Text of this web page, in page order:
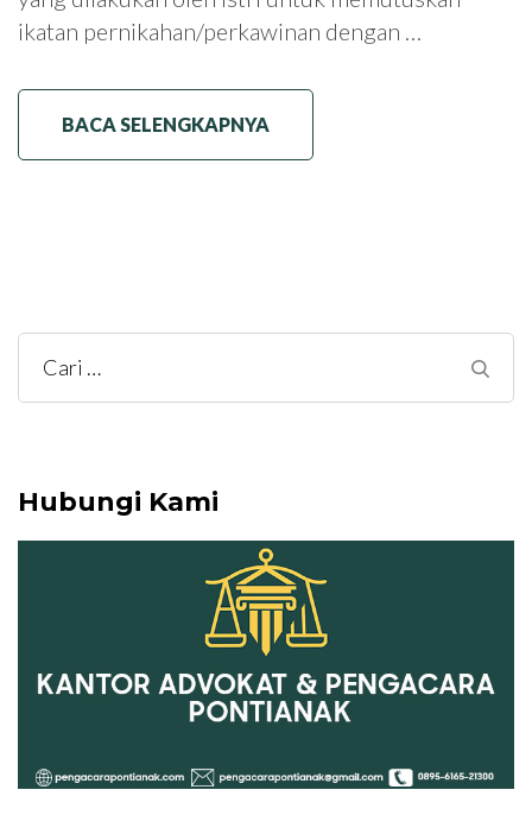
ikatan pernikahan/perkawinan dengan …
BACA SELENGKAPNYA
Cari
untuk:
Hubungi Kami